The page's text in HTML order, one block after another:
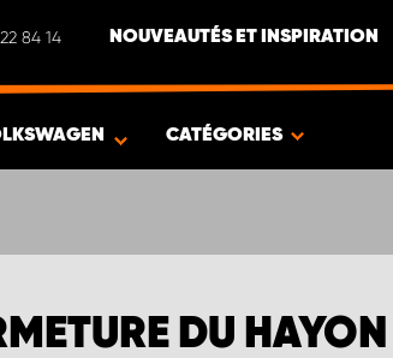
84 14 NOUVEAUTÉS ET INSPIRATION
CATÉGORIES
DU